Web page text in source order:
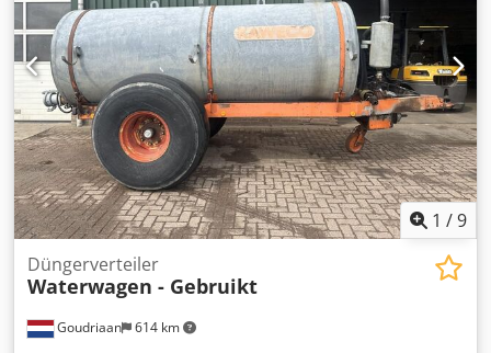
1 /9
Goudriaan 614 km
Düngerverteiler
Waterwagen - Gebruikt